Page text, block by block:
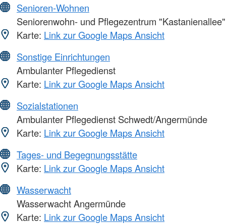
Senioren-Wohnen
Seniorenwohn- und Pflegezentrum "Kastanienallee"
Karte: Link zur Google Maps Ansicht
Sonstige Einrichtungen
Ambulanter Pflegedienst
Karte: Link zur Google Maps Ansicht
Sozialstationen
Ambulanter Pflegedienst Schwedt/Angermünde
Karte: Link zur Google Maps Ansicht
Tages- und Begegnungsstätte
Karte: Link zur Google Maps Ansicht
Wasserwacht
Wasserwacht Angermünde
Karte: Link zur Google Maps Ansicht